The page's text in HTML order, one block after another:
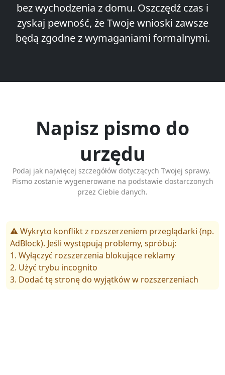
bez wychodzenia z domu. Oszczędź czas i
zyskaj pewność, że Twoje wnioski zawsze
będą zgodne z wymaganiami formalnymi.
Napisz pismo do
urzędu
Podaj jak najwięcej szczegółów dotyczących Twojej sprawy.
Pismo zostanie wygenerowane na podstawie dostarczonych
przez Ciebie danych.
⚠️ Wykryto konflikt z rozszerzeniem przeglądarki (np.
AdBlock). Jeśli występują problemy, spróbuj:
1. Wyłączyć rozszerzenia blokujące reklamy
2. Użyć trybu incognito
3. Dodać tę stronę do wyjątków w rozszerzeniach